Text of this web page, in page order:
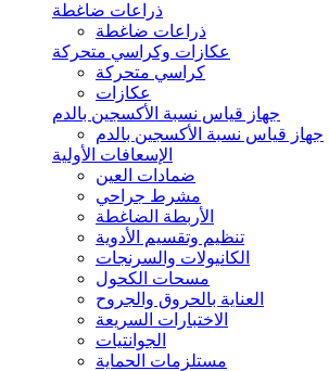
ذراعات ضاغطة
ذراعات ضاغطة
عكازات وكراسي متحركة
كراسي متحركة
عكازات
جهاز قياس نسبة الأكسجين بالدم
جهاز قياس نسبة الأكسجين بالدم
الإسعافات الأولية
ضمادات العين
مشرط جراحي
الأربطة الضاغطة
تنظيم وتقسيم الأدوية
الكانيولات والسرنجات
مسحات الكحول
العناية بالحروق والجروح
الاختبارات السريعة
الجوانتيات
مستلزمات الحماية